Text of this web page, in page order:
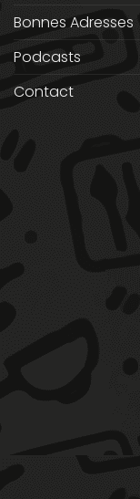
Bonnes Adresses
Podcasts
Contact